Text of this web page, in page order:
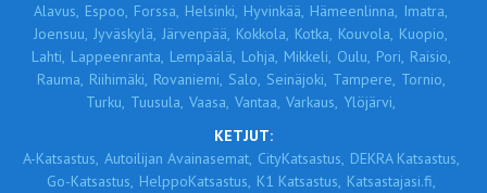
Alavus, Espoo, Forssa, Helsinki, Hyvinkää, Hämeenlinna, Imatra,
Joensuu, Jyväskylä, Järvenpää, Kokkola, Kotka, Kouvola, Kuopio,
Lahti, Lappeenranta, Lempäälä, Lohja, Mikkeli, Oulu, Pori, Raisio,
Rauma, Riihimäki, Rovaniemi, Salo, Seinäjoki, Tampere, Tornio,
Turku, Tuusula, Vaasa, Vantaa, Varkaus, Ylöjärvi,
KETJUT:
A-Katsastus, Autoilijan Avainasemat, CityKatsastus, DEKRA Katsastus,
Go-Katsastus, HelppoKatsastus, K1 Katsastus, Katsastajasi.fi,